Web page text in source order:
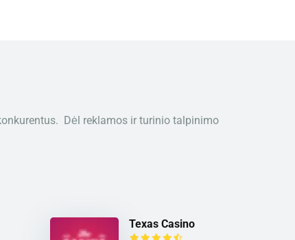
Dėl reklamos ir turinio talpinimo
Texas Casino